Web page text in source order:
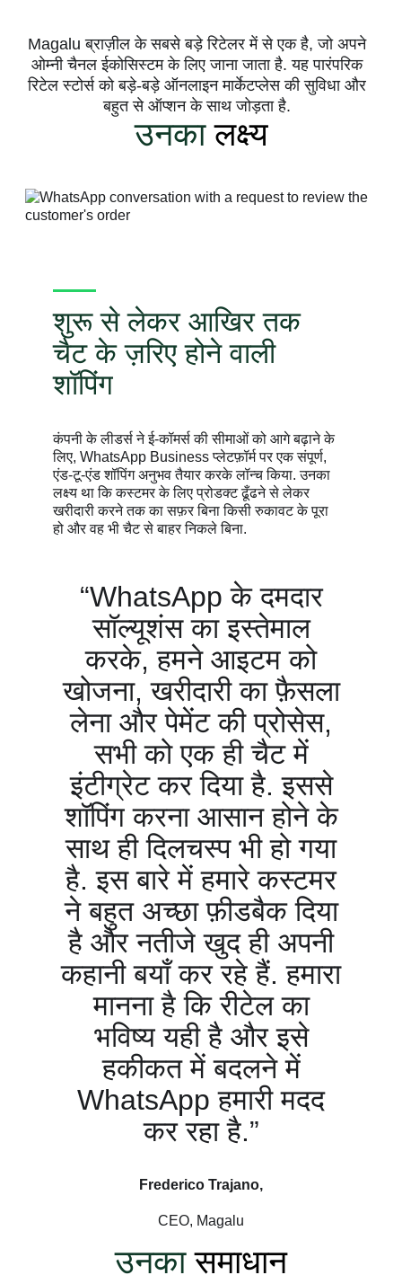
Magalu ब्राज़ील के सबसे बड़े रिटेलर में से एक है, जो अपने
ओम्नी चैनल ईकोसिस्टम के लिए जाना जाता है. यह पारंपरिक
रिटेल स्टोर्स को बड़े-बड़े ऑनलाइन मार्केटप्लेस की सुविधा और
बहुत से ऑप्शन के साथ जोड़ता है.
उनकालक्ष्य
शुरू से लेकर आखिर तक
चैट के ज़रिए होने वाली
शॉपिंग
कंपनी के लीडर्स ने ई-कॉमर्स की सीमाओं को आगे बढ़ाने के
लिए, WhatsApp Business प्लेटफ़ॉर्म पर एक संपूर्ण,
एंड-टू-एंड शॉपिंग अनुभव तैयार करके लॉन्च किया. उनका
लक्ष्य था कि कस्टमर के लिए प्रोडक्ट ढूँढने से लेकर
खरीदारी करने तक का सफ़र बिना किसी रुकावट के पूरा
हो और वह भी चैट से बाहर निकले बिना.
“WhatsApp के दमदार
सॉल्यूशंस का इस्तेमाल
करके, हमने आइटम को
खोजना, खरीदारी का फ़ैसला
लेना और पेमेंट की प्रोसेस,
सभी को एक ही चैट में
इंटीग्रेट कर दिया है. इससे
शॉपिंग करना आसान होने के
साथ ही दिलचस्प भी हो गया
है. इस बारे में हमारे कस्टमर
ने बहुत अच्छा फ़ीडबैक दिया
है और नतीजे खुद ही अपनी
कहानी बयाँ कर रहे हैं. हमारा
मानना है कि रीटेल का
भविष्य यही है और इसे
हकीकत में बदलने में
WhatsApp हमारी मदद
कर रहा है.”
Frederico Trajano,
CEO, Magalu
उनकासमाधान